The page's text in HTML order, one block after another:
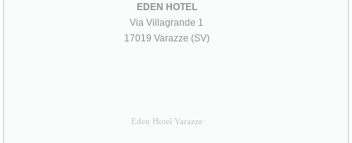
EDEN HOTEL
Via Villagrande 1
17019 Varazze (SV)
Eden Hotel Varazze